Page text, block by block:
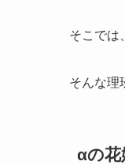
そこでは
そんな理
αの花